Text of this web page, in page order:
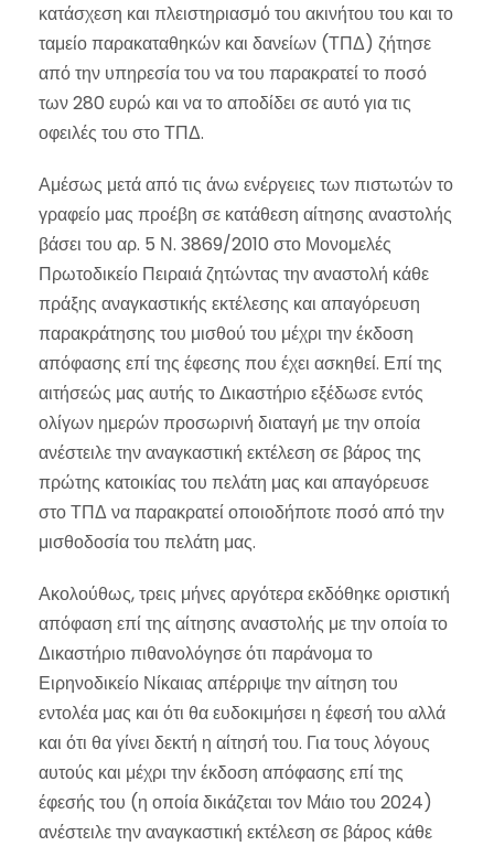
κατάσχεση και πλειστηριασμό του ακινήτου του και το
ταμείο παρακαταθηκών και δανείων (ΤΠΔ) ζήτησε
από την υπηρεσία του να του παρακρατεί το ποσό
των 280 ευρώ και να το αποδίδει σε αυτό για τις
οφειλές του στο ΤΠΔ.
Αμέσως μετά από τις άνω ενέργειες των πιστωτών το
γραφείο μας προέβη σε κατάθεση αίτησης αναστολής
βάσει του αρ. 5 Ν. 3869/2010 στο Μονομελές
Πρωτοδικείο Πειραιά ζητώντας την αναστολή κάθε
πράξης αναγκαστικής εκτέλεσης και απαγόρευση
παρακράτησης του μισθού του μέχρι την έκδοση
απόφασης επί της έφεσης που έχει ασκηθεί. Επί της
αιτήσεώς μας αυτής το Δικαστήριο εξέδωσε εντός
ολίγων ημερών προσωρινή διαταγή με την οποία
ανέστειλε την αναγκαστική εκτέλεση σε βάρος της
πρώτης κατοικίας του πελάτη μας και απαγόρευσε
στο ΤΠΔ να παρακρατεί οποιοδήποτε ποσό από την
μισθοδοσία του πελάτη μας.
Ακολούθως, τρεις μήνες αργότερα εκδόθηκε οριστική
απόφαση επί της αίτησης αναστολής με την οποία το
Δικαστήριο πιθανολόγησε ότι παράνομα το
Ειρηνοδικείο Νίκαιας απέρριψε την αίτηση του
εντολέα μας και ότι θα ευδοκιμήσει η έφεσή του αλλά
και ότι θα γίνει δεκτή η αίτησή του. Για τους λόγους
αυτούς και μέχρι την έκδοση απόφασης επί της
έφεσής του (η οποία δικάζεται τον Μάιο του 2024)
ανέστειλε την αναγκαστική εκτέλεση σε βάρος κάθε